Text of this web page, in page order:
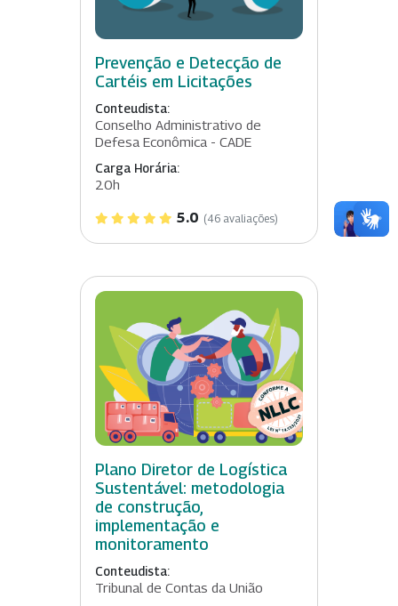
Prevenção e Detecção de
Cartéis em Licitações
Conteudista:
Conselho Administrativo de
Defesa Econômica - CADE
Carga Horária:
20h
5.0 (46 avaliações)
Plano Diretor de Logística
Sustentável: metodologia
de construção,
implementação e
monitoramento
Conteudista:
Tribunal de Contas da União